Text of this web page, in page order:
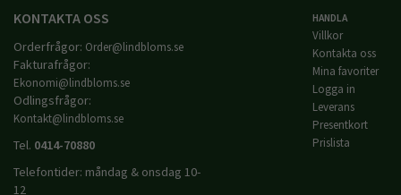
KONTAKTA OSS
Orderfrågor: Order@lindbloms.se
Fakturafrågor:
Ekonomi@lindbloms.se
Odlingsfrågor:
Kontakt@lindbloms.se
Tel. 0414-70880
Telefontider: måndag & onsdag 10-
12
HANDLA
Villkor
Kontakta oss
Mina favoriter
Logga in
Leverans
Presentkort
Prislista